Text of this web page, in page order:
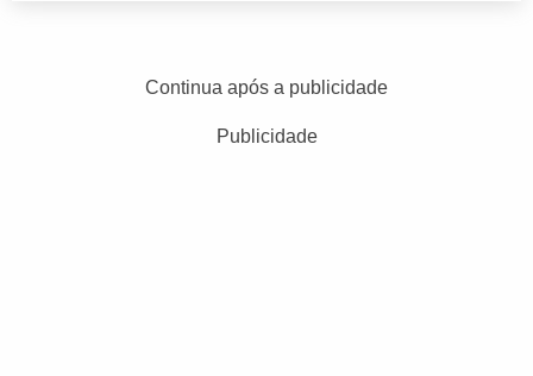
Continua após a publicidade
Publicidade